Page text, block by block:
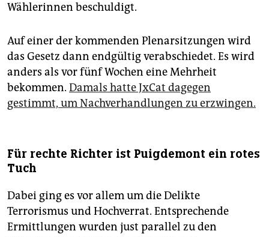
Wählerinnen beschuldigt.
Auf einer der kommenden Plenarsitzungen wird
das Gesetz dann endgültig verabschiedet. Es wird
anders als vor fünf Wochen eine Mehrheit
bekommen. Damals hatte JxCat dagegen
gestimmt, um Nachverhandlungen zu erzwingen.
Für rechte Richter ist Puigdemont ein rotes
Tuch
Dabei ging es vor allem um die Delikte
Terrorismus und Hochverrat. Entsprechende
Ermittlungen wurden just parallel zu den